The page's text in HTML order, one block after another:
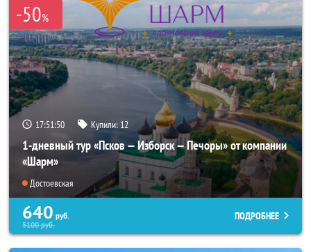
-50%
17:51:47 Купили: 12
1-дневный тур «Псков — Изборск — Печоры» от компании
«Шарм»
Достоевская
640 руб.
5100руб.
ПОДРОБНЕЕ